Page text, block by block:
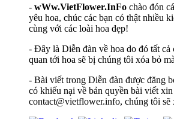
- wWw.VietFlower.InFo chào đón
yêu hoa, chúc các bạn có thật nhiều
cùng với các loài hoa đẹp!
- Đây là Diễn đàn về hoa do đó tất cả
quan tới hoa sẽ bị chúng tôi xóa bỏ
- Bài viết trong Diễn đàn được đăng
có khiếu nại về bản quyền bài viết
contact@vietflower.info, chúng tôi